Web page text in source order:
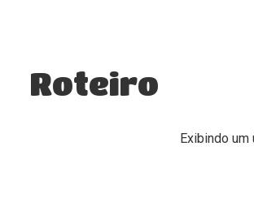
Roteiro
Exibindo um